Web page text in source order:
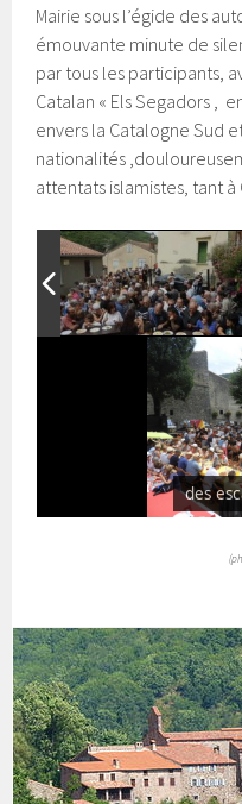
Mairie sous l’égide des
émouvante minute de
par tous les participants,
Catalan « Els Segadors ,
envers la Catalogne Sud
nationalités
attentats islamistes, tant à
des